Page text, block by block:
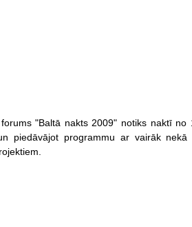
"Baltā nakts 2009" notiks naktī
piedāvājot programmu ar vairāk